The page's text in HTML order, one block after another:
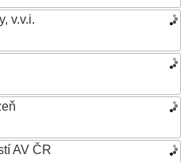
v.v.i.
AV ČR